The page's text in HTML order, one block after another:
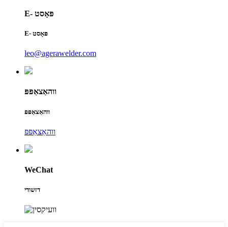
E- פּאָסט
E- פּאָסט
leo@agerawelder.com
ווהאַצאַפּפּ
ווהאַצאַפּפּ
ווהאַצאַפּפּ
WeChat
דזשודי